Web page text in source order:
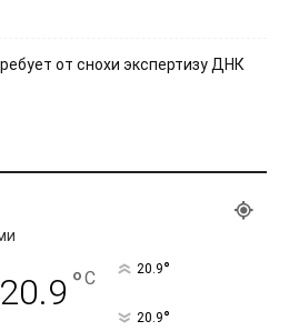
от снохи экспертизу ДНК
20.9 °C 20.9°
20.9°